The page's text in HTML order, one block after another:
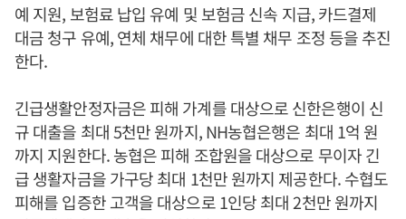
예 지원, 보험료 납입 유예 및 보험금 신속 지급, 카드결제
대금 청구 유예, 연체 채무에 대한 특별 채무 조정 등을 추진
한다.
긴급생활안정자금은 피해 가계를 대상으로 신한은행이 신
규 대출을 최대 5천만 원까지, NH농협은행은 최대 1억 원
까지 지원한다. 농협은 피해 조합원을 대상으로 무이자 긴
급 생활자금을 가구당 최대 1천만 원까지 제공한다. 수협도
피해를 입증한 고객을 대상으로 1인당 최대 2천만 원까지